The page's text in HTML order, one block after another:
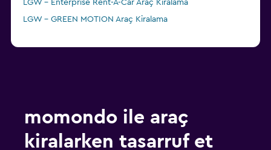
LGW - Enterprise Rent-A-Car Araç Kiralama
LGW - GREEN MOTION Araç Kiralama
momondo ile araç
kiralarken tasarruf et